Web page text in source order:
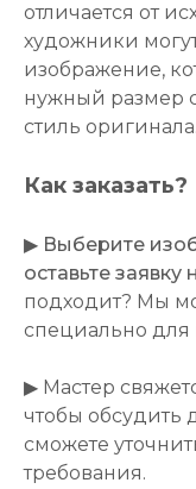
отличается от
художники
изображение,
нужный размер
стиль оригинала.
Как заказать?
▶ Выберите
оставьте заявку
подходит? Мы
специально для
▶ Мастер
чтобы обсудить
сможете
требования.